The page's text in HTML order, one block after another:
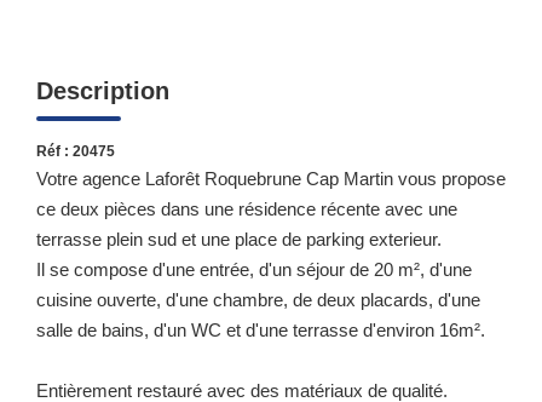
Description
Réf : 20475
Votre agence Laforêt Roquebrune Cap Martin vous propose
ce deux pièces dans une résidence récente avec une
terrasse plein sud et une place de parking exterieur.
Il se compose d'une entrée, d'un séjour de 20 m², d'une
cuisine ouverte, d'une chambre, de deux placards, d'une
salle de bains, d'un WC et d'une terrasse d'environ 16m².
Entièrement restauré avec des matériaux de qualité.